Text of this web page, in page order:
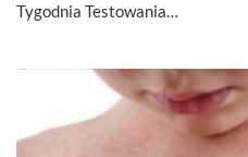
Tygodnia Testowania…